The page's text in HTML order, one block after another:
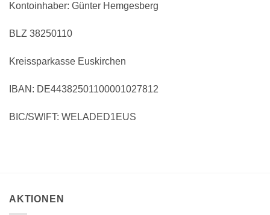
Kontoinhaber: Günter Hemgesberg
BLZ 38250110
Kreissparkasse Euskirchen
IBAN: DE44382501100001027812
BIC/SWIFT: WELADED1EUS
AKTIONEN